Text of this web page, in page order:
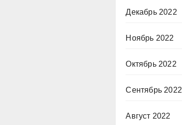
Декабрь 2022
Ноябрь 2022
Октябрь 2022
Сентябрь 2022
Август 2022